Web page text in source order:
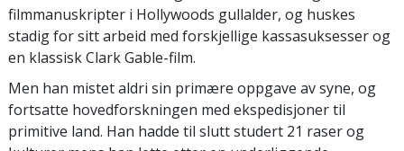
filmmanuskripter i Hollywoods gullalder, og huskes
stadig for sitt arbeid med forskjellige kassasuksesser og
en klassisk Clark Gable-film.
Men han mistet aldri sin primære oppgave av syne, og
fortsatte hovedforskningen med ekspedisjoner til
primitive land. Han hadde til slutt studert 21 raser og